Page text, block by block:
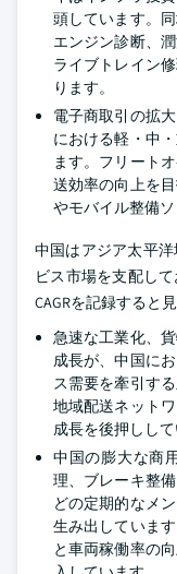
頭しています。
エンジン診断、
ライブトレイン
ります。
電子商取引の拡
における軽・中
ます。フリート
送効率の向上を
やモバイル整備
中国はアジア太平
ビス市場を支配し
CAGRを記録すると
急速な工業化、
成長が、中国に
ス需要を牽引す
地域配送ネット
成長を後押しして
中国の膨大な商
理、ブレーキ整
どの定期的なメ
生み出していま
と車両稼働率の